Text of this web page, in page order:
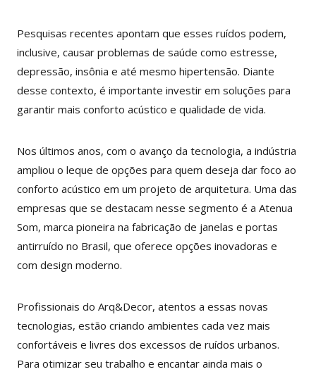
Pesquisas recentes apontam que esses ruídos podem,
inclusive, causar problemas de saúde como estresse,
depressão, insônia e até mesmo hipertensão. Diante
desse contexto, é importante investir em soluções para
garantir mais conforto acústico e qualidade de vida.
Nos últimos anos, com o avanço da tecnologia, a indústria
ampliou o leque de opções para quem deseja dar foco ao
conforto acústico em um projeto de arquitetura. Uma das
empresas que se destacam nesse segmento é a Atenua
Som, marca pioneira na fabricação de janelas e portas
antirruído no Brasil, que oferece opções inovadoras e
com design moderno.
Profissionais do Arq&Decor, atentos a essas novas
tecnologias, estão criando ambientes cada vez mais
confortáveis e livres dos excessos de ruídos urbanos.
Para otimizar seu trabalho e encantar ainda mais o